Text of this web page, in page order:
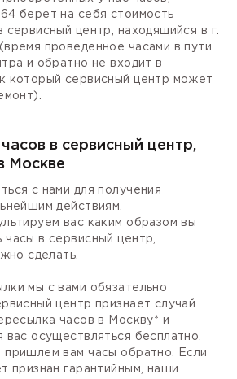
берет на себя стоимость
сервисный центр, находящийся в г.
проведенное часами в пути
и обратно не входит в
который сервисный центр может
в сервисный центр,
Москве
с нами для получения
действиям.
вас каким образом вы
в сервисный центр,
сделать.
мы с вами обязательно
центр признает случай
часов в Москву* и
вас осуществляться бесплатно.
пришлем вам часы обратно. Если
признан гарантийным, наши